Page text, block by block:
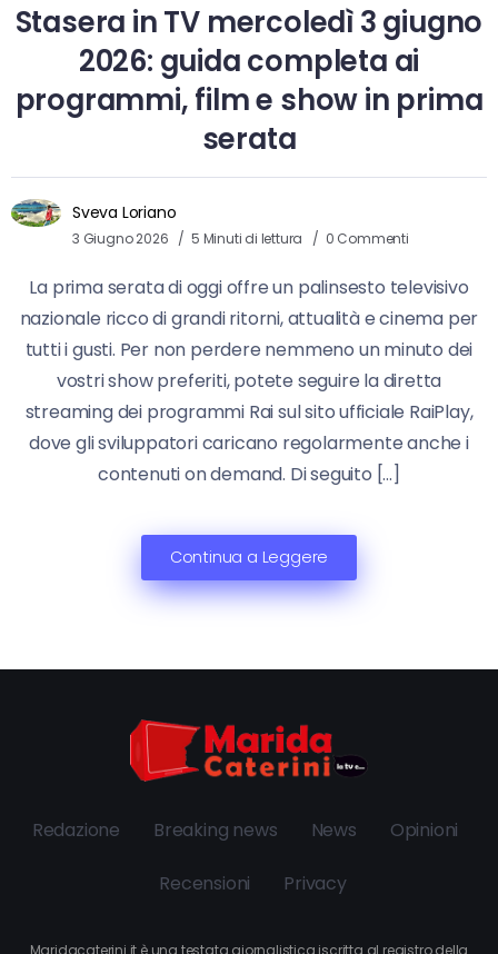
Stasera in TV mercoledì 3 giugno
2026: guida completa ai
programmi, film e show in prima
serata
Sveva Loriano
3 Giugno 2026 5 Minuti di lettura 0 Commenti
La prima serata di oggi offre un palinsesto televisivo
nazionale ricco di grandi ritorni, attualità e cinema per
tutti i gusti. Per non perdere nemmeno un minuto dei
vostri show preferiti, potete seguire la diretta
streaming dei programmi Rai sul sito ufficiale RaiPlay,
dove gli sviluppatori caricano regolarmente anche i
contenuti on demand. Di seguito […]
Continua a Leggere
Redazione Breaking news News Opinioni
Recensioni Privacy